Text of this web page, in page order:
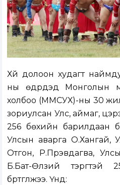
Хүй долоон худагт
ны өдрүүдэд Монголын
холбоо (ММСУХ)-ны 30
зориулсан Улс, аймаг,
256 бөхийн барилдаан
Улсын аварга О.Хангай,
Отгон, Р.Пүрэвдагва,
Б.Бат-Өлзий
бүртгүүлжээ. Үүнд: